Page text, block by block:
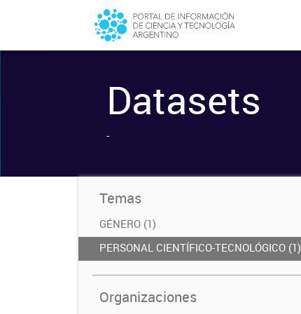
Datasets
-
Temas
GÉNERO (1)
PERSONAL CIENTÍFICO-TECNOLÓGICO (1)
Organizaciones